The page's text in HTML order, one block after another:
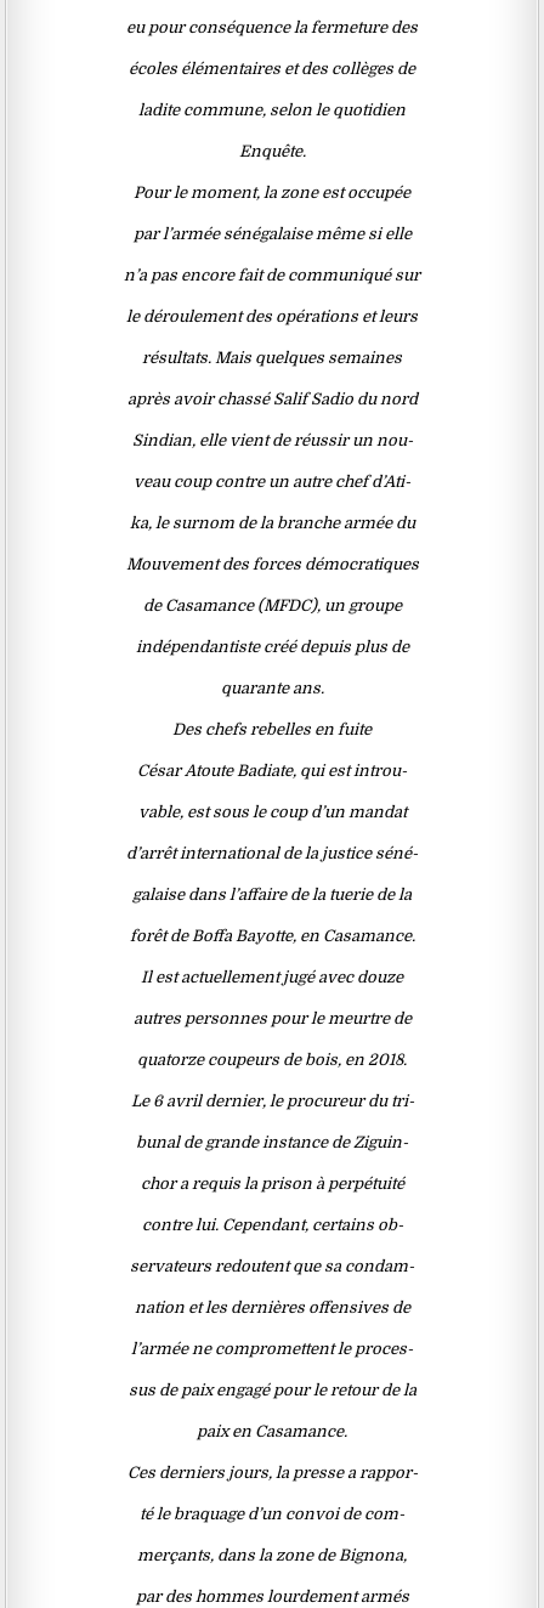
eu pour conséquence la fermeture des
écoles élémentaires et des collèges de
ladite commune, selon le quotidien
Enquête.
Pour le moment, la zone est occupée
par l’armée sénégalaise même si elle
n’a pas encore fait de communiqué sur
le déroulement des opérations et leurs
résultats. Mais quelques semaines
après avoir chassé Salif Sadio du nord
Sindian, elle vient de réussir un nou-
veau coup contre un autre chef d’Ati-
ka, le surnom de la branche armée du
Mouvement des forces démocratiques
de Casamance (MFDC), un groupe
indépendantiste créé depuis plus de
quarante ans.
Des chefs rebelles en fuite
César Atoute Badiate, qui est introu-
vable, est sous le coup d’un mandat
d’arrêt international de la justice séné-
galaise dans l’affaire de la tuerie de la
forêt de Boffa Bayotte, en Casamance.
Il est actuellement jugé avec douze
autres personnes pour le meurtre de
quatorze coupeurs de bois, en 2018.
Le 6 avril dernier, le procureur du tri-
bunal de grande instance de Ziguin-
chor a requis la prison à perpétuité
contre lui. Cependant, certains ob-
servateurs redoutent que sa condam-
nation et les dernières offensives de
l’armée ne compromettent le proces-
sus de paix engagé pour le retour de la
paix en Casamance.
Ces derniers jours, la presse a rappor-
té le braquage d’un convoi de com-
merçants, dans la zone de Bignona,
par des hommes lourdement armés